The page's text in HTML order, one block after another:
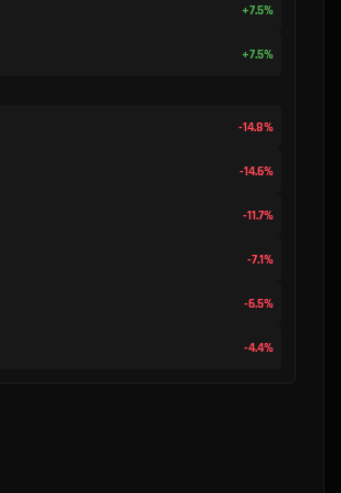
+7.5%
+7.5%
-14.8%
-14.6%
-11.7%
-7.1%
-6.5%
-4.4%